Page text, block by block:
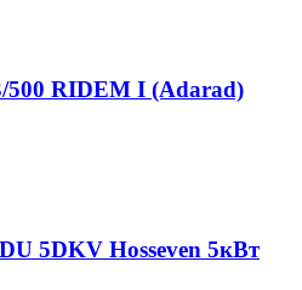
500 RIDEM I (Adarad)
5DKV Hosseven 5кВт